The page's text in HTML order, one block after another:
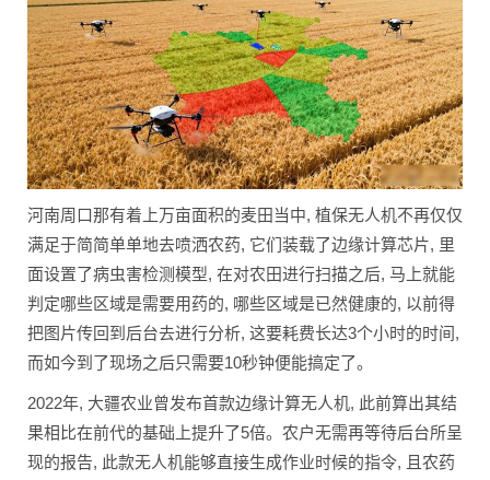
河南周口那有着上万亩面积的麦田当中, 植保无人机不再仅仅
满足于简简单单地去喷洒农药, 它们装载了边缘计算芯片, 里
面设置了病虫害检测模型, 在对农田进行扫描之后, 马上就能
判定哪些区域是需要用药的, 哪些区域是已然健康的, 以前得
把图片传回到后台去进行分析, 这要耗费长达3个小时的时间,
而如今到了现场之后只需要10秒钟便能搞定了。
2022年, 大疆农业曾发布首款边缘计算无人机, 此前算出其结
果相比在前代的基础上提升了5倍。农户无需再等待后台所呈
现的报告, 此款无人机能够直接生成作业时候的指令, 且农药